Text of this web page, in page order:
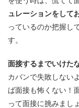
ュレーションをして
っているのか把握し
す。
面接するまでいけた
カバンで失敗しない
ば面接も怖くない！
って面接に挑みまし